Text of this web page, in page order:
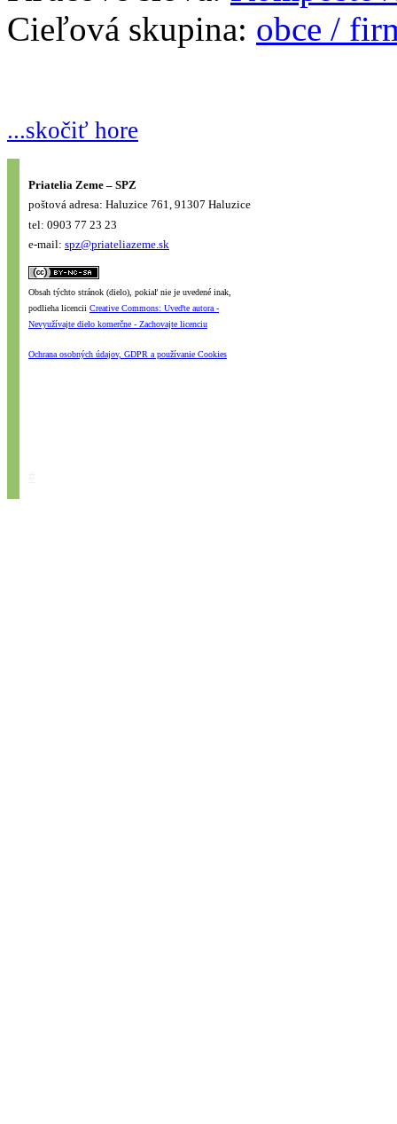
Cieľová skupina: obce /
...skočiť hore
Priatelia Zeme – SPZ
poštová adresa: Haluzice 761, 91307 Haluzice
tel: 0903 77 23 23
e-mail: spz@priateliazeme.sk
Obsah týchto stránok (dielo), pokiaľ nie je uvedené inak,
podlieha licencii Creative Commons: Uveďte autora -
Nevyužívajte dielo komerčne - Zachovajte licenciu
Ochrana osobných údajov, GDPR a používanie Cookies